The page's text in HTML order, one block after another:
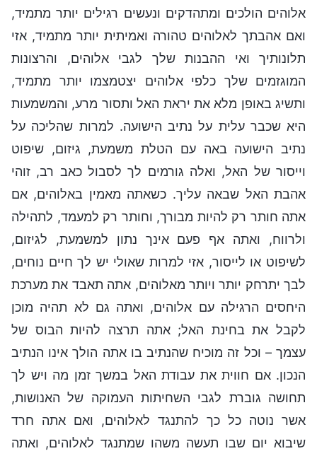
אלוהים הולכים ומתהדקים ונעשים רגילים יותר מתמיד,
ואם אהבתך לאלוהים טהורה ואמיתית יותר מתמיד, אזי
תלונותיך ואי ההבנות שלך לגבי אלוהים, והרצונות
המוגזמים שלך כלפי אלוהים יצטמצמו יותר מתמיד,
ותשיג באופן מלא את יראת האל ותסור מרע, והמשמעות
היא שכבר עלית על נתיב הישועה. למרות שהליכה על
נתיב הישועה באה עם הטלת משמעת, גיזום, שיפוט
וייסור של האל, ואלה גורמים לך לסבול כאב רב, זוהי
אהבת האל שבאה עליך. כשאתה מאמין באלוהים, אם
אתה חותר רק להיות מבורך, וחותר רק למעמד, לתהילה
ולרווח, ואתה אף פעם אינך נתון למשמעת, לגיזום,
לשיפוט או לייסור, אזי למרות שאולי יש לך חיים נוחים,
לבך יתרחק יותר ויותר מאלוהים, אתה תאבד את מערכת
היחסים הרגילה עם אלוהים, ואתה גם לא תהיה מוכן
לקבל את בחינת האל; אתה תרצה להיות הבוס של
עצמך – וכל זה מוכיח שהנתיב בו אתה הולך אינו הנתיב
הנכון. אם חווית את עבודת האל במשך זמן מה ויש לך
תחושה גוברת לגבי השחיתות העמוקה של האנושות,
אשר נוטה כל כך להתנגד לאלוהים, ואם אתה חרד
שיבוא יום שבו תעשה משהו שמתנגד לאלוהים, ואתה